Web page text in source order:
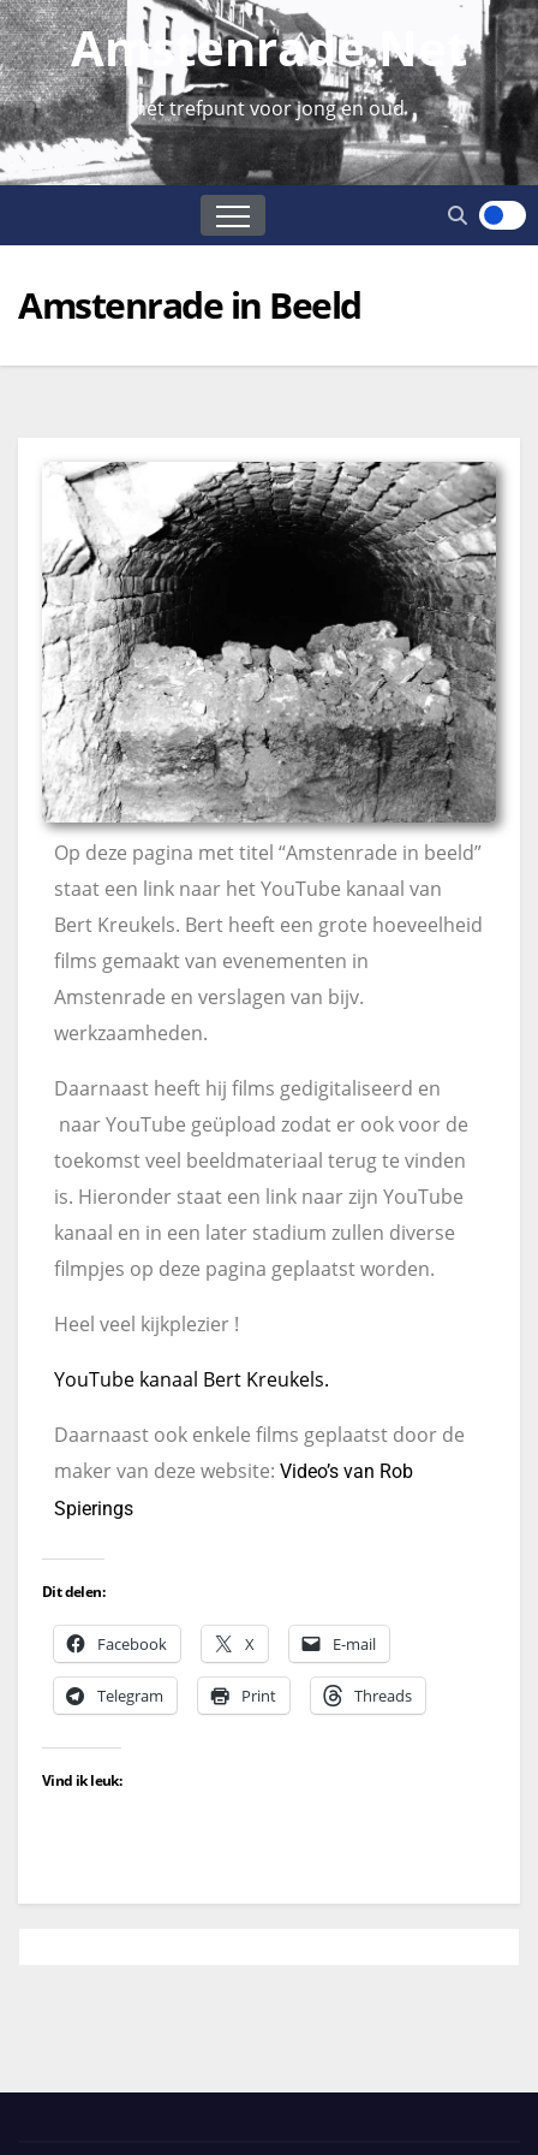
Amstenrade.net
hét trefpunt voor jong en oud
Amstenrade in Beeld
Op deze pagina met titel “Amstenrade in beeld”
staat een link naar het YouTube kanaal van
Bert Kreukels. Bert heeft een grote hoeveelheid
films gemaakt van evenementen in
Amstenrade en verslagen van bijv.
werkzaamheden.
Daarnaast heeft hij films gedigitaliseerd en
naar YouTube geüpload zodat er ook voor de
toekomst veel beeldmateriaal terug te vinden
is. Hieronder staat een link naar zijn YouTube
kanaal en in een later stadium zullen diverse
filmpjes op deze pagina geplaatst worden.
Heel veel kijkplezier !
YouTube kanaal Bert Kreukels.
Daarnaast ook enkele films geplaatst door de
maker van deze website: Video’s van Rob
Spierings
Dit delen:
Facebook X E-mail
Telegram Print Threads
Vind ik leuk: